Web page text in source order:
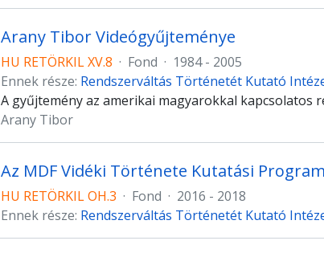
Arany Tibor Videógyűjteménye
HU RETÖRKIL XV.8 · Fond · 1984 - 2005
Ennek része: Rendszerváltás Történetét Kutató
A gyűjtemény az amerikai magyarokkal kapcsolatos
Arany Tibor
Az MDF Vidéki Története Kutatási
HU RETÖRKIL OH.3 · Fond · 2016 - 2018
Ennek része: Rendszerváltás Történetét Kutató